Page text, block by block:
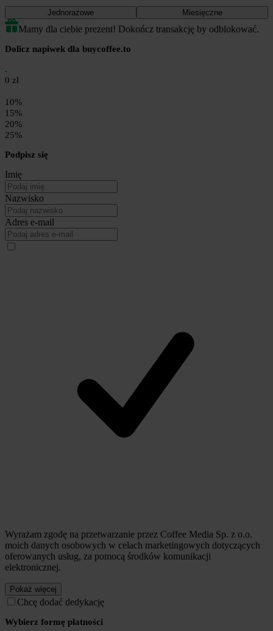
Jednorazowe Miesięczne
Mamy dla ciebie prezent! Dokończ transakcję by odblokować.
Dolicz napiwek dla buycoffee.to
0 zł
10%
15%
20%
25%
Podpisz się
Imię
Nazwisko
Adres e-mail
Wyrażam zgodę na przetwarzanie przez Coffee Media Sp. z o.o.
moich danych osobowych w celach marketingowych dotyczących
oferowanych usług, za pomocą środków komunikacji
elektronicznej.
Pokaż więcej
Chcę dodać dedykację
Wybierz formę płatności